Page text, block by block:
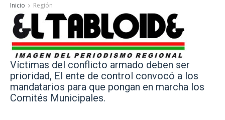
Inicio Región
Víctimas del conflicto armado deben ser
prioridad, El ente de control convocó a los
mandatarios para que pongan en marcha los
Comités Municipales.